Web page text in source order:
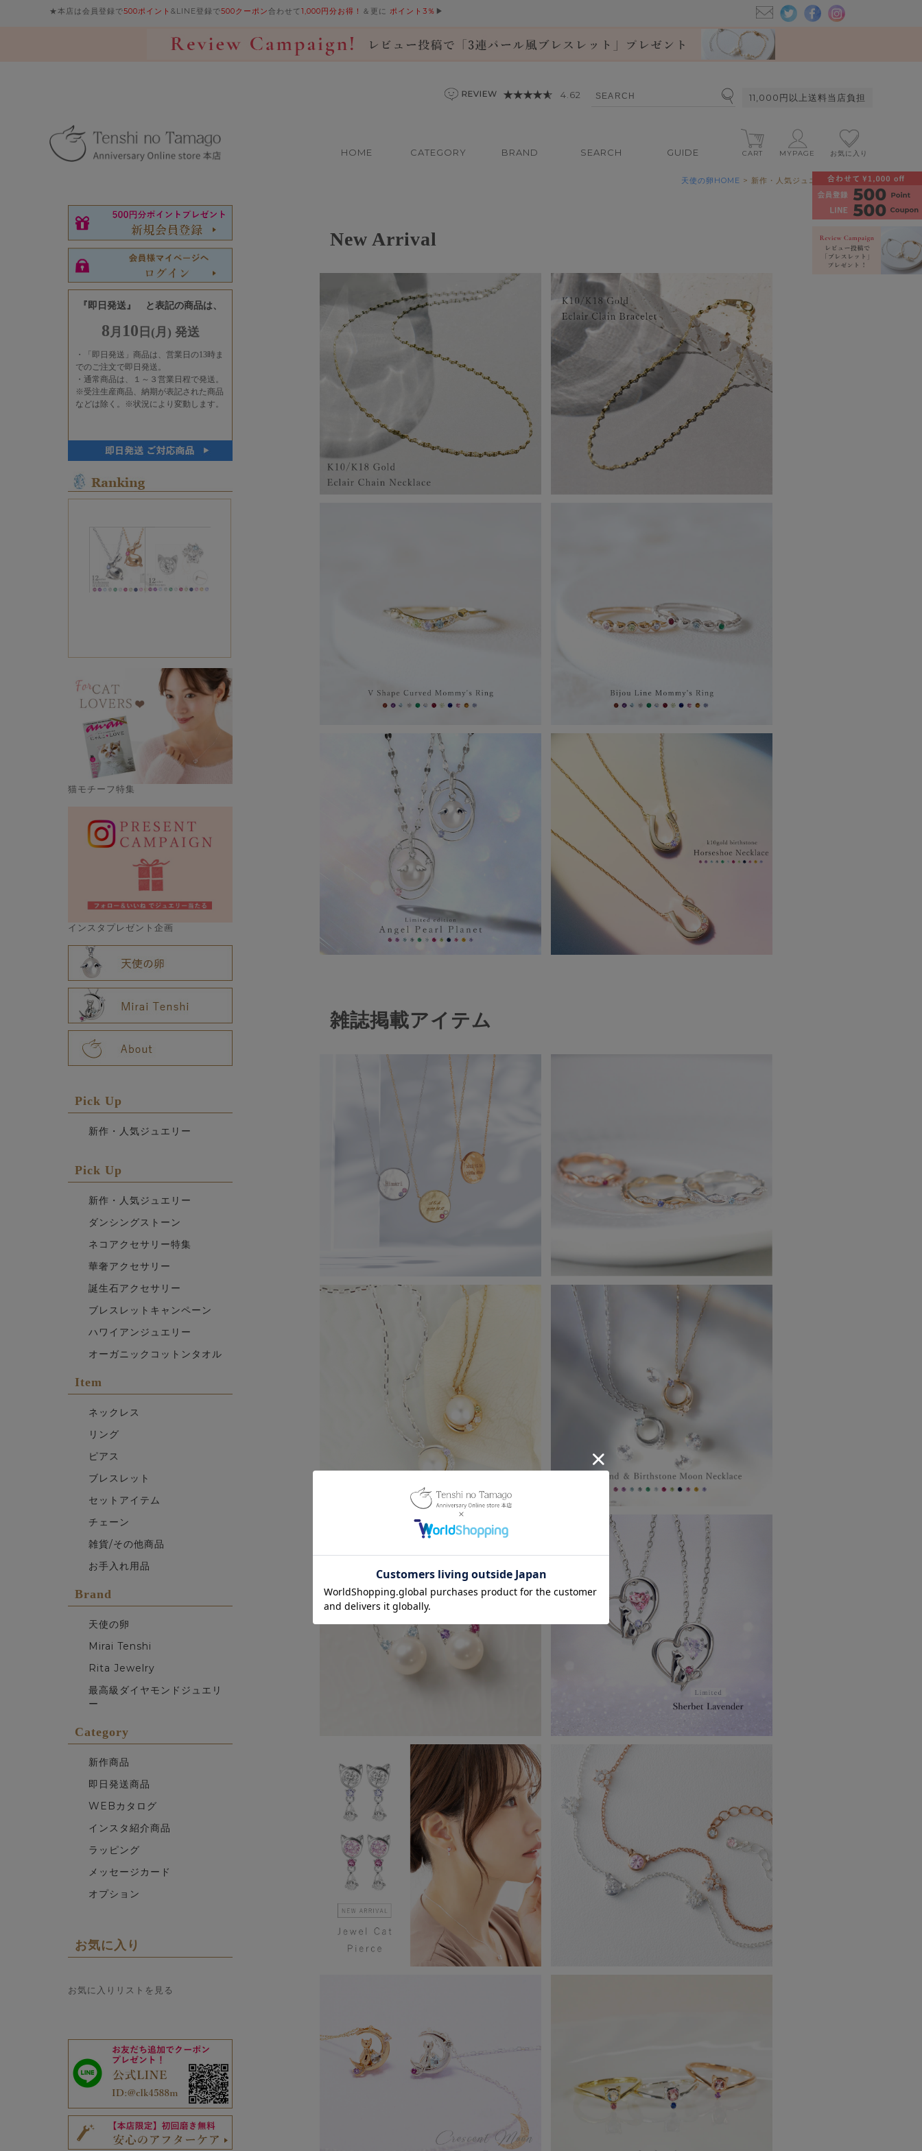
★本店は会員登録で500ポイント &LINE登録で500クーポン合わせて 1,000円分お得！ ＆更に ポイント3％ ▶
4.62 11,000円以上送料当店負担
HOME CATEGORY BRAND SEARCH GUIDE CART MYPAGE お気に入り
猫モチーフ特集
インスタプレゼント企画
Pick Up
新作・人気ジュエリー
Pick Up
新作・人気ジュエリー
ダンシングストーン
ネコアクセサリー特集
華奢アクセサリー
誕生石アクセサリー
ブレスレットキャンペーン
ハワイアンジュエリー
オーガニックコットンタオル
Item
ネックレス
リング
ピアス
ブレスレット
セットアイテム
チェーン
雑貨/その他商品
お手入れ用品
Brand
天使の卵
Mirai Tenshi
Rita Jewelry
最高級ダイヤモンドジュエリ
ー
Category
新作商品
即日発送商品
WEBカタログ
インスタ紹介商品
ラッピング
メッセージカード
オプション
お気に入り
お気に入りリストを見る
天使の卵HOME > 新作・人気ジュエリー
New Arrival
雑誌掲載アイテム